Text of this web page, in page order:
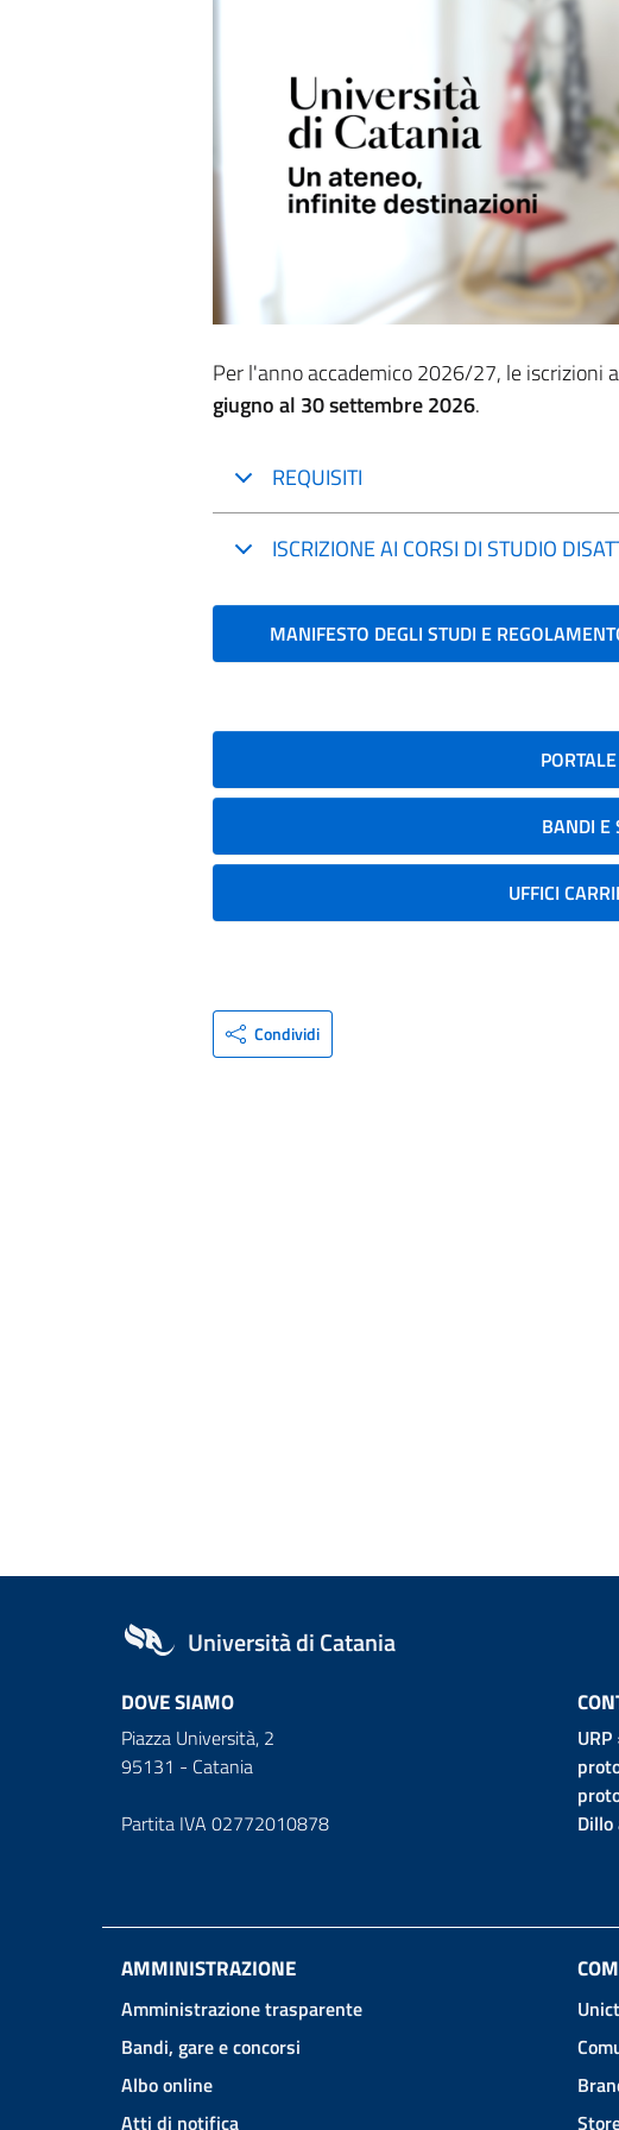
Per l'anno accademico 2026/27, le iscrizioni
giugno al 30 settembre 2026.
REQUISITI
ISCRIZIONE AI CORSI DI STUDIO
MANIFESTO DEGLI STUDI E
BANDI E
UFFICI
Condividi
Università di Catania
DOVE SIAMO
Piazza Università, 2
95131 - Catania
Partita IVA 02772010878
URP
Dillo
AMMINISTRAZIONE
Amministrazione trasparente
Bandi, gare e concorsi
Albo online
Atti di notifica